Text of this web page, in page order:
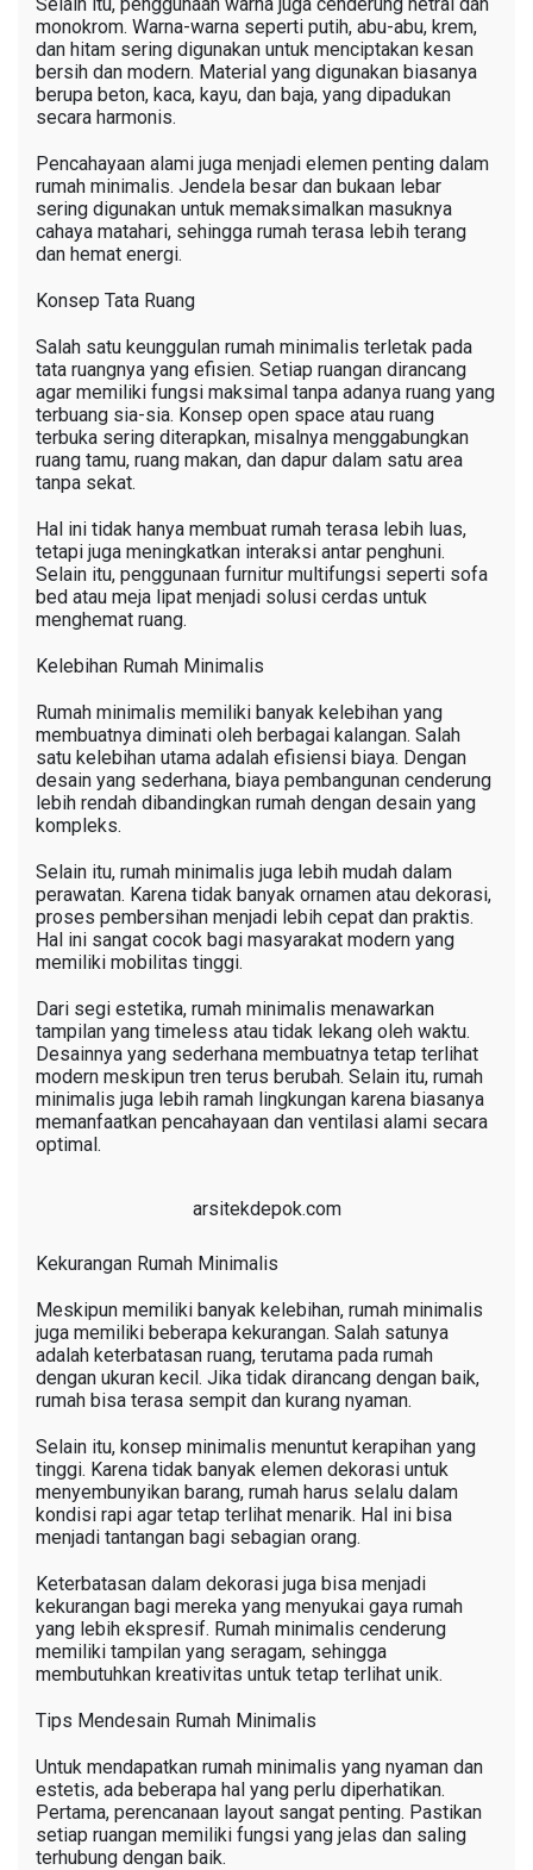
monokrom. Warna-warna seperti putih, abu-abu, krem,
dan hitam sering digunakan untuk menciptakan kesan
bersih dan modern. Material yang digunakan biasanya
berupa beton, kaca, kayu, dan baja, yang dipadukan
secara harmonis.
Pencahayaan alami juga menjadi elemen penting dalam
rumah minimalis. Jendela besar dan bukaan lebar
sering digunakan untuk memaksimalkan masuknya
cahaya matahari, sehingga rumah terasa lebih terang
dan hemat energi.
Konsep Tata Ruang
Salah satu keunggulan rumah minimalis terletak pada
tata ruangnya yang efisien. Setiap ruangan dirancang
agar memiliki fungsi maksimal tanpa adanya ruang yang
terbuang sia-sia. Konsep open space atau ruang
terbuka sering diterapkan, misalnya menggabungkan
ruang tamu, ruang makan, dan dapur dalam satu area
tanpa sekat.
Hal ini tidak hanya membuat rumah terasa lebih luas,
tetapi juga meningkatkan interaksi antar penghuni.
Selain itu, penggunaan furnitur multifungsi seperti sofa
bed atau meja lipat menjadi solusi cerdas untuk
menghemat ruang.
Kelebihan Rumah Minimalis
Rumah minimalis memiliki banyak kelebihan yang
membuatnya diminati oleh berbagai kalangan. Salah
satu kelebihan utama adalah efisiensi biaya. Dengan
desain yang sederhana, biaya pembangunan cenderung
lebih rendah dibandingkan rumah dengan desain yang
kompleks.
Selain itu, rumah minimalis juga lebih mudah dalam
perawatan. Karena tidak banyak ornamen atau dekorasi,
proses pembersihan menjadi lebih cepat dan praktis.
Hal ini sangat cocok bagi masyarakat modern yang
memiliki mobilitas tinggi.
Dari segi estetika, rumah minimalis menawarkan
tampilan yang timeless atau tidak lekang oleh waktu.
Desainnya yang sederhana membuatnya tetap terlihat
modern meskipun tren terus berubah. Selain itu, rumah
minimalis juga lebih ramah lingkungan karena biasanya
memanfaatkan pencahayaan dan ventilasi alami secara
optimal.
arsitekdepok.com
Kekurangan Rumah Minimalis
Meskipun memiliki banyak kelebihan, rumah minimalis
juga memiliki beberapa kekurangan. Salah satunya
adalah keterbatasan ruang, terutama pada rumah
dengan ukuran kecil. Jika tidak dirancang dengan baik,
rumah bisa terasa sempit dan kurang nyaman.
Selain itu, konsep minimalis menuntut kerapihan yang
tinggi. Karena tidak banyak elemen dekorasi untuk
menyembunyikan barang, rumah harus selalu dalam
kondisi rapi agar tetap terlihat menarik. Hal ini bisa
menjadi tantangan bagi sebagian orang.
Keterbatasan dalam dekorasi juga bisa menjadi
kekurangan bagi mereka yang menyukai gaya rumah
yang lebih ekspresif. Rumah minimalis cenderung
memiliki tampilan yang seragam, sehingga
membutuhkan kreativitas untuk tetap terlihat unik.
Tips Mendesain Rumah Minimalis
Untuk mendapatkan rumah minimalis yang nyaman dan
estetis, ada beberapa hal yang perlu diperhatikan.
Pertama, perencanaan layout sangat penting. Pastikan
setiap ruangan memiliki fungsi yang jelas dan saling
terhubung dengan baik.